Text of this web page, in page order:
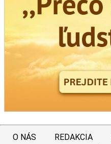
O NÁS REDAKCIA